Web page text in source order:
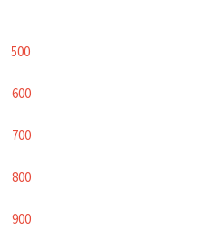
500
600
700
800
900